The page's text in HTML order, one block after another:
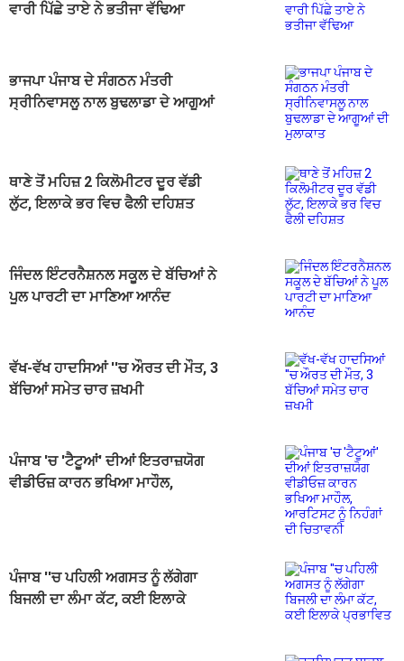
ਵਾਰੀ ਪਿੱਛੇ ਤਾਏ ਨੇ ਭਤੀਜਾ ਵੱਢਿਆ
ਭਾਜਪਾ ਪੰਜਾਬ ਦੇ ਸੰਗਠਨ ਮੰਤਰੀ
ਸ੍ਰੀਨਿਵਾਸਲੂ ਨਾਲ ਬੁਢਲਾਡਾ ਦੇ ਆਗੂਆਂ
ਥਾਣੇ ਤੋਂ ਮਹਿਜ਼ 2 ਕਿਲੋਮੀਟਰ ਦੂਰ ਵੱਡੀ
ਲੁੱਟ, ਇਲਾਕੇ ਭਰ ਵਿਚ ਫੈਲੀ ਦਹਿਸ਼ਤ
ਜਿੰਦਲ ਇੰਟਰਨੈਸ਼ਨਲ ਸਕੂਲ ਦੇ ਬੱਚਿਆਂ ਨੇ
ਪੂਲ ਪਾਰਟੀ ਦਾ ਮਾਣਿਆ ਆਨੰਦ
ਵੱਖ-ਵੱਖ ਹਾਦਸਿਆਂ ''ਚ ਔਰਤ ਦੀ ਮੌਤ, 3
ਬੱਚਿਆਂ ਸਮੇਤ ਚਾਰ ਜ਼ਖਮੀ
ਪੰਜਾਬ 'ਚ 'ਟੈਟੂਆਂ' ਦੀਆਂ ਇਤਰਾਜ਼ਯੋਗ
ਵੀਡੀਓਜ਼ ਕਾਰਨ ਭਖਿਆ ਮਾਹੌਲ,
ਪੰਜਾਬ ''ਚ ਪਹਿਲੀ ਅਗਸਤ ਨੂੰ ਲੱਗੇਗਾ
ਬਿਜਲੀ ਦਾ ਲੰਮਾ ਕੱਟ, ਕਈ ਇਲਾਕੇ